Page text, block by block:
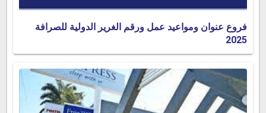
فروع عنوان ومواعيد عمل ورقم الغرير الدولية للصرافة
2025